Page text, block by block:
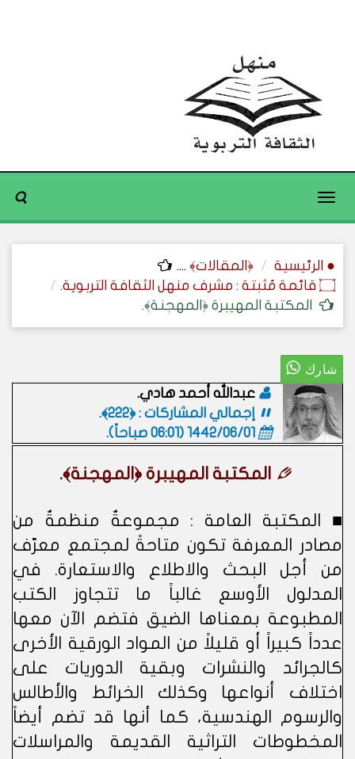
Toggle
● الرئيسية ﴿المقالات﴾ ....
۝ قائمة مُثبتة : مشرف منهل الثقافة التربوية.
المكتبة المهيبرة ﴿المهجنة﴾.
عبدالله أحمد هادي.
إجمالي المشاركات : ﴿222﴾.
1442/06/01 (06:01 صباحاً)
.
المكتبة المهيبرة ﴿المهجنة﴾.
■ المكتبة العامة : مجموعةٌ منظمةٌ من
مصادر المعرفة تكون متاحةً لمجتمع معرّف
من أجل البحث والاطلاع والاستعارة. في
المدلول الأوسع غالباً ما تتجاوز الكتب
المطبوعة بمعناها الضيق فتضم الآن معها
عدداً كبيراً أو قليلاً من المواد الورقية الأخرى
كالجرائد والنشرات وبقية الدوريات على
اختلاف أنواعها وكذلك الخرائط والأطالس
والرسوم الهندسية، كما أنها قد تضم أيضاً
المخطوطات التراثية القديمة والمراسلات